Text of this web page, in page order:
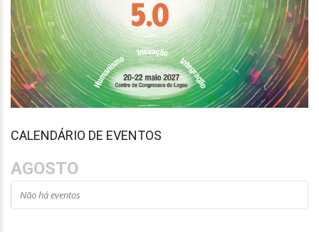
CALENDÁRIO DE EVENTOS
AGOSTO
Não há eventos